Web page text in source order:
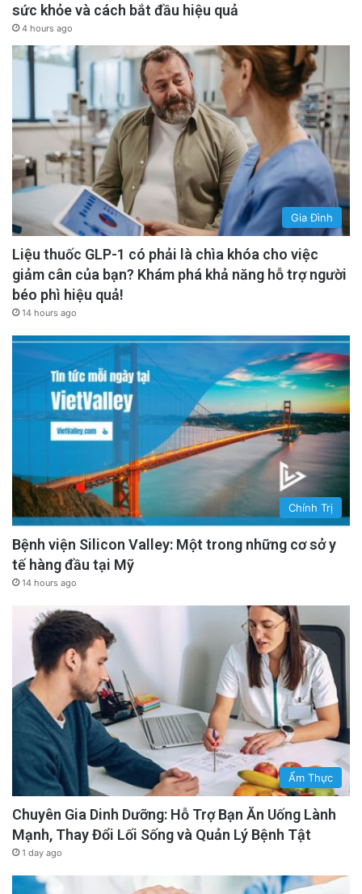
sức khỏe và cách bắt đầu hiệu quả
4 hours ago
Gia Đình
Liệu thuốc GLP-1 có phải là chìa khóa cho việc
giảm cân của bạn? Khám phá khả năng hỗ trợ người
béo phì hiệu quả!
14 hours ago
Chính Trị
Bệnh viện Silicon Valley: Một trong những cơ sở y
tế hàng đầu tại Mỹ
14 hours ago
Ẩm Thực
Chuyên Gia Dinh Dưỡng: Hỗ Trợ Bạn Ăn Uống Lành
Mạnh, Thay Đổi Lối Sống và Quản Lý Bệnh Tật
1 day ago